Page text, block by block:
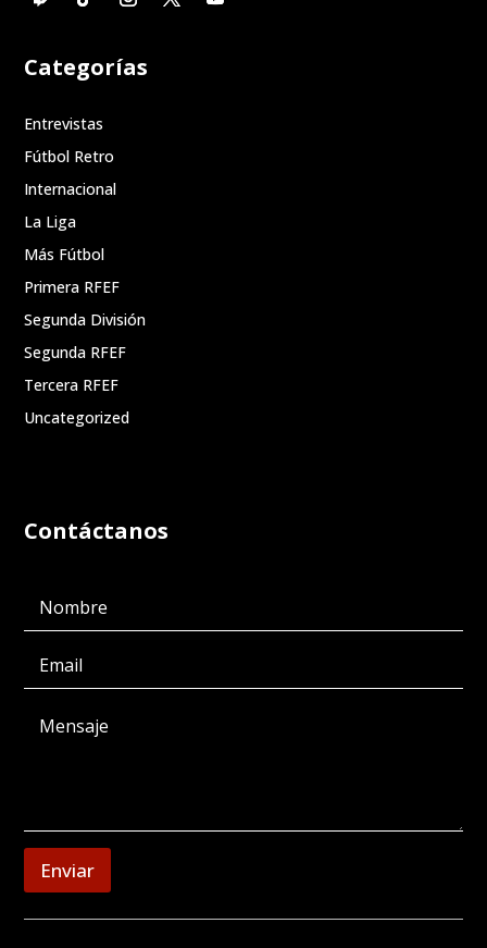
Categorías
Entrevistas
Fútbol Retro
Internacional
La Liga
Más Fútbol
Primera RFEF
Segunda División
Segunda RFEF
Tercera RFEF
Uncategorized
Contáctanos
Enviar